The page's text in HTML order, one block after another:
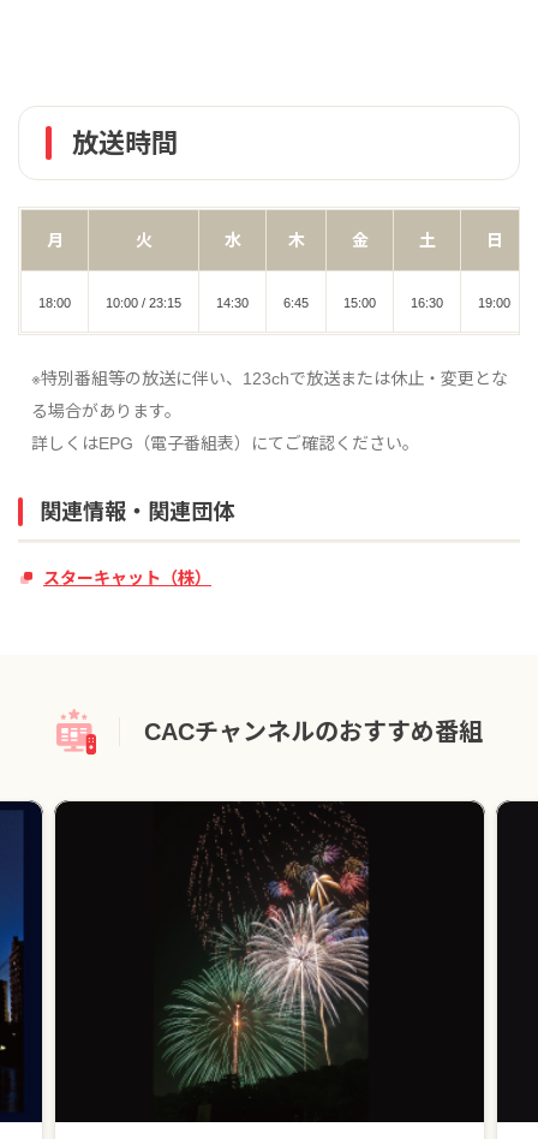
放送時間
月 火 水 木 金 土 日
18:00 10:00 / 23:15 14:30 6:45 15:00 16:30 19:00
※特別番組等の放送に伴い、123chで放送または休止・変更とな
る場合があります。
詳しくはEPG（電子番組表）にてご確認ください。
関連情報・関連団体
スターキャット（株）
CACチャンネルのおすすめ番組